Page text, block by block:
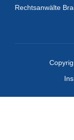
Rechtsanwälte